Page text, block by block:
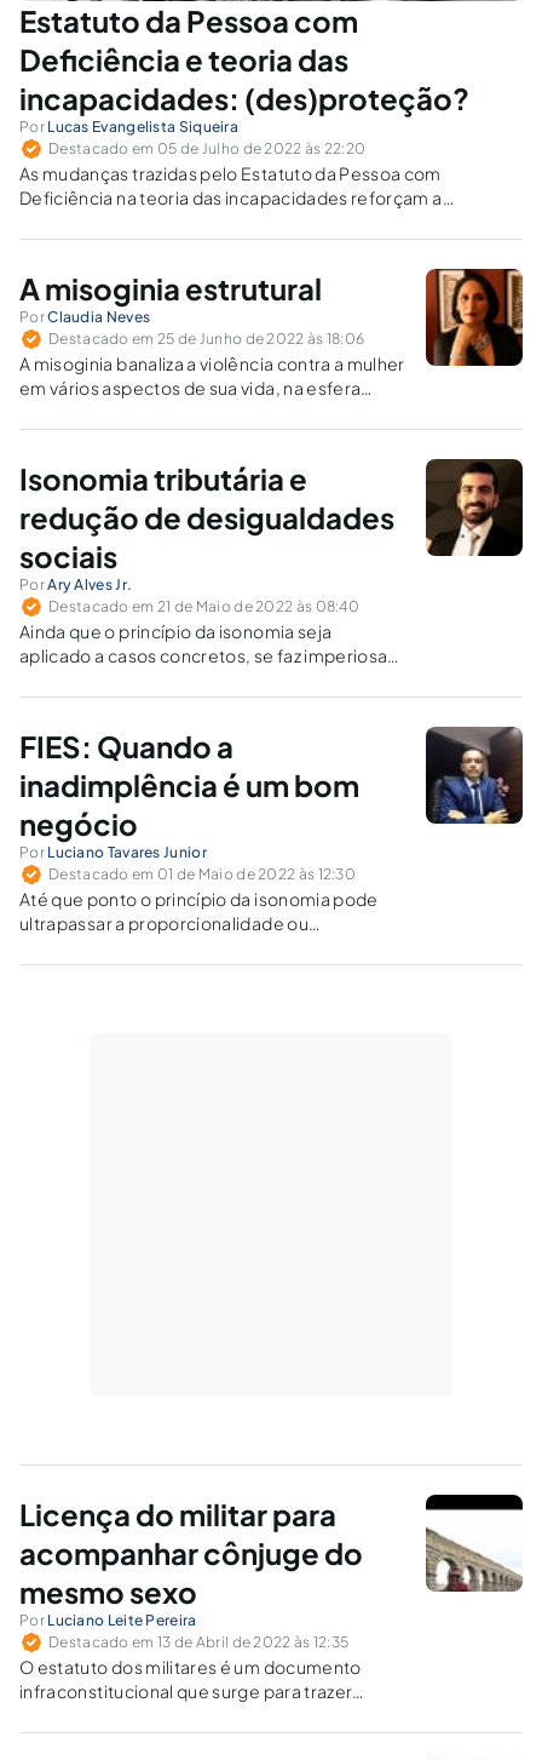
Estatuto da Pessoa com
Deficiência e teoria das
incapacidades: (des)proteção?
Por Lucas Evangelista Siqueira
Destacado em 05 de Julho de 2022 às 22:20
As mudanças trazidas pelo Estatuto da Pessoa com
Deficiência na teoria das incapacidades reforçam a
A misoginia estrutural
PorClaudia Neves
Destacado em 25 de Junho de 2022 às 18:06
A misoginia banaliza a violência contra a mulher
em vários aspectos de sua vida, na esfera
vezes dissimuladamente, como no caso do
Isonomia tributária e
redução de desigualdades
sociais
PorAry Alves Jr.
Destacado em 21 de Maio de 2022 às 08:40
Ainda que o princípio da isonomia seja
aplicado a casos concretos, se faz imperiosa
com vistas à efetiva redução das
FIES: Quando a
inadimplência é um bom
negócio
Por Luciano Tavares Junior
Destacado em 01 de Maio de 2022 às 12:30
Até que ponto o princípio da isonomia pode
ultrapassar a proporcionalidade ou
Licença do militar para
acompanhar cônjuge do
mesmo sexo
Por Luciano Leite Pereira
Destacado em 13 de Abril de 2022 às 12:35
O estatuto dos militares é um documento
infraconstitucional que surge para trazer
que ingressarem nas forças armadas e vem